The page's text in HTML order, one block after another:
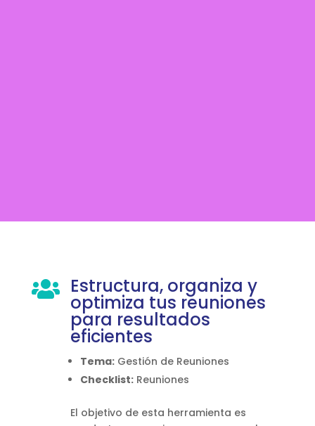
Estructura, organiza y
optimiza tus reuniones
para resultados
eficientes
Checklist: Reuniones